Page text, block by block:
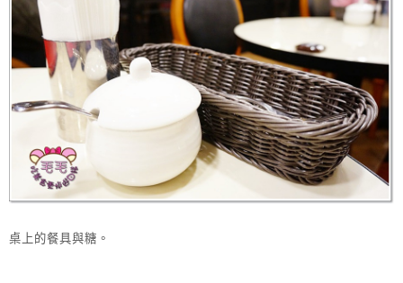
桌上的餐具與糖。